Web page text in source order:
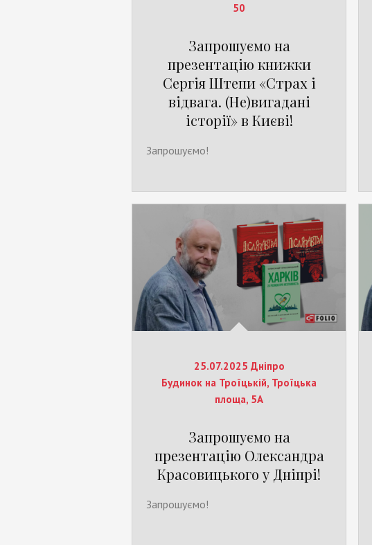
50
Запрошуємо на
презентацію книжки
Сергія Штепи «Страх і
відвага. (Не)вигадані
історії» в Києві!
Запрошуємо!
25.07.2025 Дніпро
Будинок на Троїцькій, Троїцька
площа, 5А
Запрошуємо на
презентацію Олександра
Красовицького у Дніпрі!
Запрошуємо!